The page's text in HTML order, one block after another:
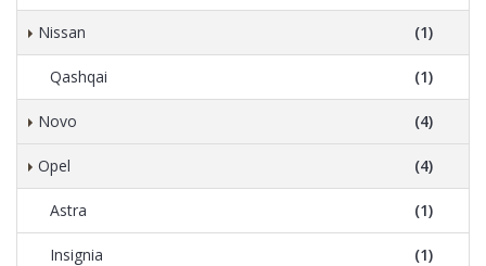
Nissan (1)
Qashqai (1)
Novo (4)
Opel (4)
Astra (1)
Insignia (1)